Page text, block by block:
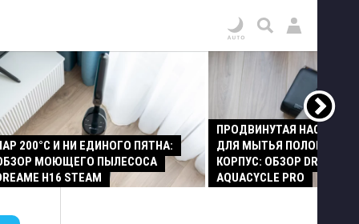
200°C И НИ ЕДИНОГО ПЯТНА:
МОЮЩЕГО ПЫЛЕСОСА
H16 STEAM
ПРОДВИНУТАЯ НАСАДКА
ДЛЯ МЫТЬЯ ПОЛОВ И
КОРПУС: ОБЗОР DREAME
AQUACYCLE PRO